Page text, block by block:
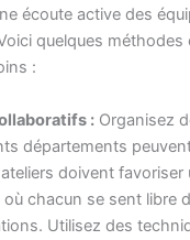
écoute active des
quelques méthodes
:
: Organisez
départements
doivent favoriser
chacun se sent libre
Utilisez des